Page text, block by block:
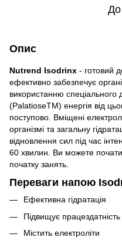
До
Опис
Nutrend Isodrinx - готовий
ефективно забезпечує
використанню спеціального
(PalatioseTM) енергія від
поступово. Вміщені
організмі та загальну
відновлення сил під час
60 хвилин. Ви можете
початку занять.
Переваги напою
Ефективна гідратація
Підвищує працездатність
Містить електроліти